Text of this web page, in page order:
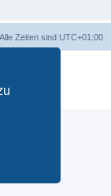
Alle Zeiten sind UTC+01:00
Limited